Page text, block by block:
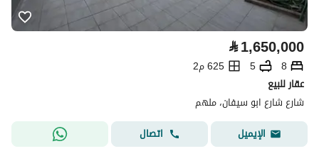
⃁1,650,000
8
5
625 م2
عقار للبيع
شارع شارع ابو سيفان، ملهم
الإيميل
اتصال